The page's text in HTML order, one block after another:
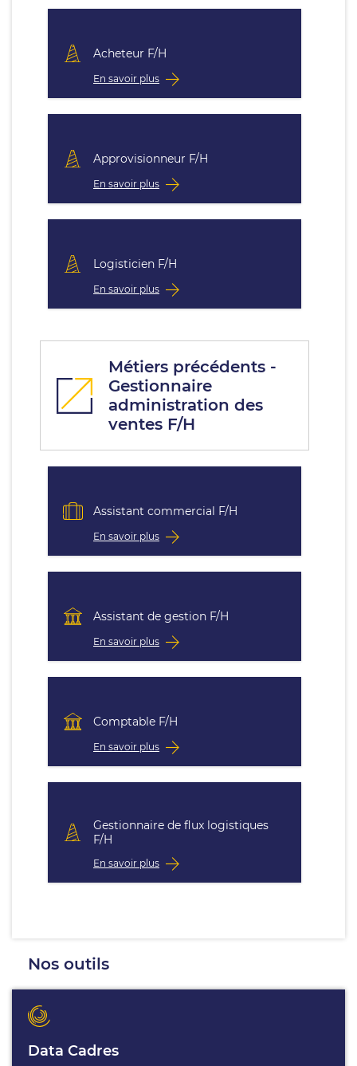
Acheteur F/H
En savoir plus
Approvisionneur F/H
En savoir plus
Logisticien F/H
En savoir plus
Métiers précédents -
Gestionnaire
administration des
ventes F/H
Assistant commercial F/H
En savoir plus
Assistant de gestion F/H
En savoir plus
Comptable F/H
En savoir plus
Gestionnaire de flux logistiques
F/H
En savoir plus
Nos outils
Data Cadres